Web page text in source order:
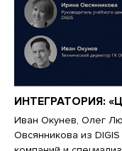
ИНТЕГРАТОРИЯ:
Иван Окунев, Олег
Овсянникова из